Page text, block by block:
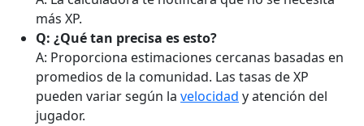
más XP.
Q: ¿Qué tan precisa es esto?
A: Proporciona estimaciones cercanas basadas en
promedios de la comunidad. Las tasas de XP
pueden variar según la velocidad y atención del
jugador.